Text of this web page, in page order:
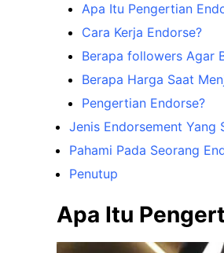
Apa Itu Pengertian
Cara Kerja Endorse?
Berapa followers Agar
Berapa Harga Saat
Pengertian Endorse?
Jenis Endorsement Yang
Pahami Pada Seorang
Penutup
Apa Itu